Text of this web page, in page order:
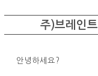
주)브레인
안녕하세요?